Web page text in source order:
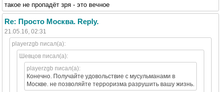
такое не пропадёт зря - это вечное
Re: Просто Москва. Reply.
21.05.16, 02:31
playerzgb писал(а):
Шевцов писал(а):
playerzgb писал(а):
Конечно. Получайте удовольствие с мусульманами в
Москве. не позволяйте терроризма разрушить вашу жизнь.